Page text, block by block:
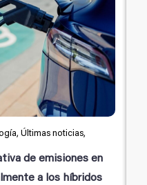
Últimas noticias,
de emisiones en
a los híbridos